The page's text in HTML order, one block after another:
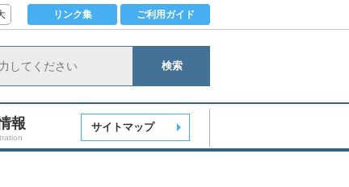
リンク集 ご利用ガイド
検索
報 サイトマップ